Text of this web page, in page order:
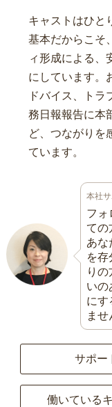
キャストはひと
基本だからこそ
ィ形成による、
にしています。
ドバイス、トラ
務日報報告に本
ど、つながりを
ています。
本社
フォ
ての
あな
を存
り
いの
にす
ませ
サポー
働いている